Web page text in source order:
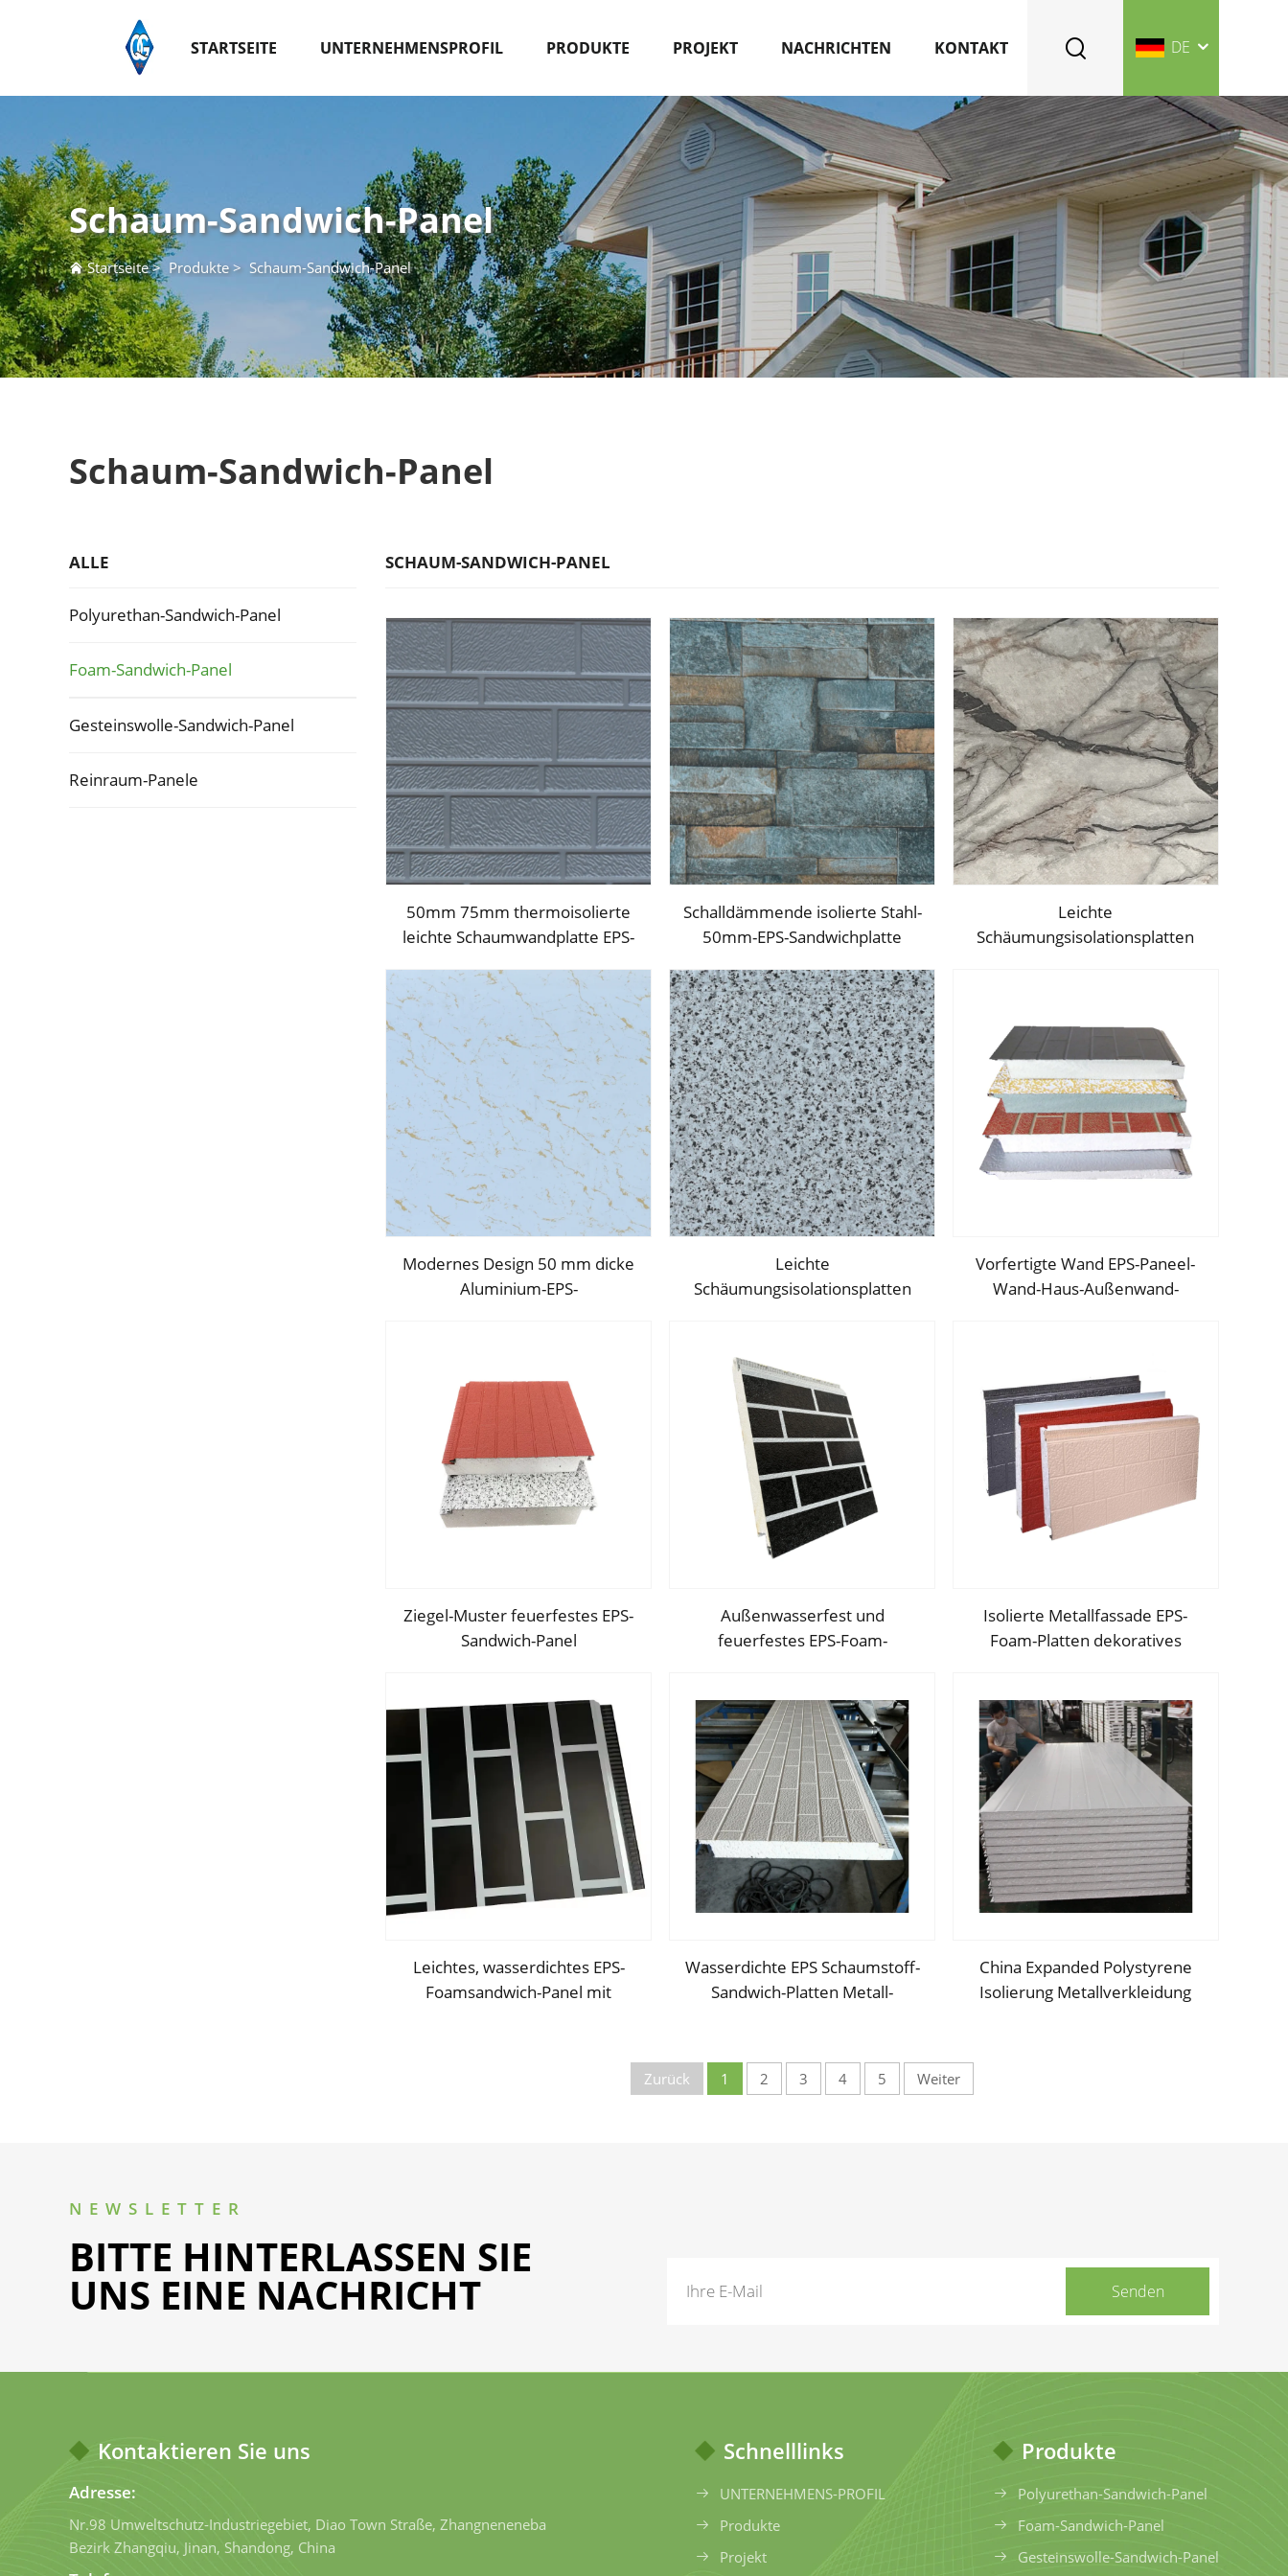
STARTSEITE UNTERNEHMENSPROFIL PRODUKTE PROJEKT NACHRICHTEN KONTAKT DE
Schaum-Sandwich-Panel
Startseite> Produkte> Schaum-Sandwich-Panel
Schaum-Sandwich-Panel
ALLE
Polyurethan-Sandwich-Panel
Foam-Sandwich-Panel
Gesteinswolle-Sandwich-Panel
Reinraum-Panele
SCHAUM-SANDWICH-PANEL
50mm 75mm thermoisolierte
leichte Schaumwandplatte EPS-
den Außenbereich
Schalldämmende isolierte Stahl-
50mm-EPS-Sandwichplatte
Schaumsandwichplatte für Wand
und Dach
Leichte
Schäumungsisolationsplatten
Modernes Design 50 mm dicke
Aluminium-EPS-
Leichte
Schäumungsisolationsplatten
Wohnzimmer
Vorfertigte Wand EPS-Paneel-
Wand-Haus-Außenwand-
Ziegel-Muster feuerfestes EPS-
Sandwich-Panel
Außenwasserfest und
feuerfestes EPS-Foam-
Isolierte Metallfassade EPS-
Foam-Platten dekoratives
Leichtes, wasserdichtes EPS-
Foamsandwich-Panel mit
Wasserdichte EPS Schaumstoff-
Sandwich-Platten Metall-
Hersteller
China Expanded Polystyrene
Isolierung Metallverkleidung
Zurück 1 2 3 4 5 Weiter
NEWSLETTER
BITTE HINTERLASSEN SIE
UNS EINE NACHRICHT
Kontaktieren Sie uns
Adresse:
Nr.98 Umweltschutz-Industriegebiet, Diao Town Straße, Zhangneneneba
Bezirk Zhangqiu, Jinan, Shandong, China
Schnelllinks
UNTERNEHMENS-PROFIL
Produkte
Projekt
Produkte
Polyurethan-Sandwich-Panel
Foam-Sandwich-Panel
Gesteinswolle-Sandwich-Panel